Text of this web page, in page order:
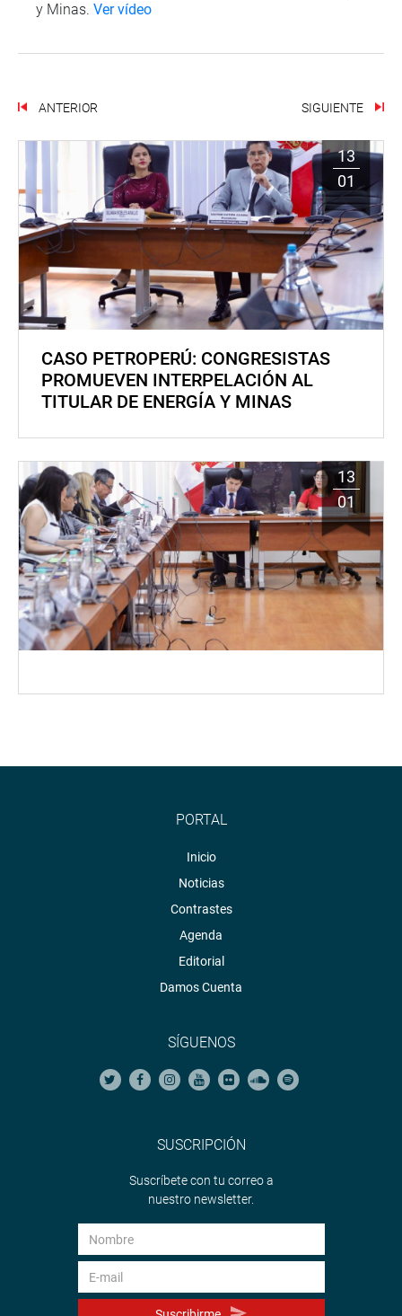
y Minas. Ver vídeo
ANTERIOR SIGUIENTE
13
01
CASO PETROPERÚ: CONGRESISTAS
PROMUEVEN INTERPELACIÓN AL
TITULAR DE ENERGÍA Y MINAS
13
01
PORTAL
Inicio
Noticias
Contrastes
Agenda
Editorial
Damos Cuenta
SÍGUENOS
SUSCRIPCIÓN
Suscríbete con tu correo a
nuestro newsletter.